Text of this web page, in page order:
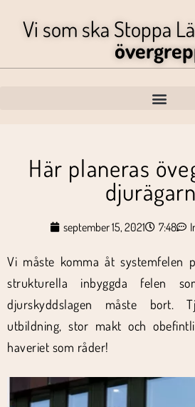
Vi som ska Stoppa
Här planeras
september 15, 2021 7:48
Vi måste komma åt systemfelen
strukturella inbyggda felen
djurskyddslagen måste bort.
utbildning, stor makt och
haveriet som råder!